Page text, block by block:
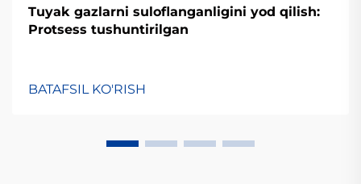
Tuyak gazlarni suloflanganligini yod qilish:
Protsess tushuntirilgan
BATAFSIL KO'RISH